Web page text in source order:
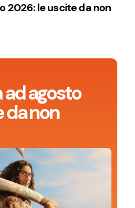
ad agosto
da non
2026: le uscite da non